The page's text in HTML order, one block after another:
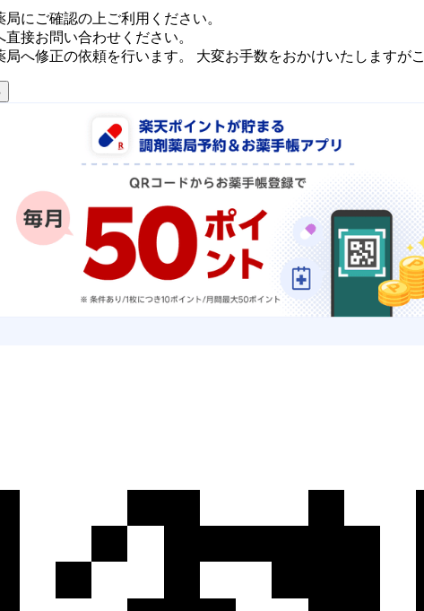
にご確認の上ご利用ください。
接お問い合わせください。
へ修正の依頼を行います。 大変お手数をおかけいたしますが